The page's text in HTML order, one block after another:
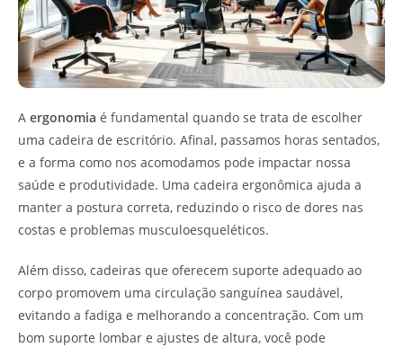
A ergonomia é fundamental quando se trata de escolher
uma cadeira de escritório. Afinal, passamos horas sentados,
e a forma como nos acomodamos pode impactar nossa
saúde e produtividade. Uma cadeira ergonômica ajuda a
manter a postura correta, reduzindo o risco de dores nas
costas e problemas musculoesqueléticos.
Além disso, cadeiras que oferecem suporte adequado ao
corpo promovem uma circulação sanguínea saudável,
evitando a fadiga e melhorando a concentração. Com um
bom suporte lombar e ajustes de altura, você pode